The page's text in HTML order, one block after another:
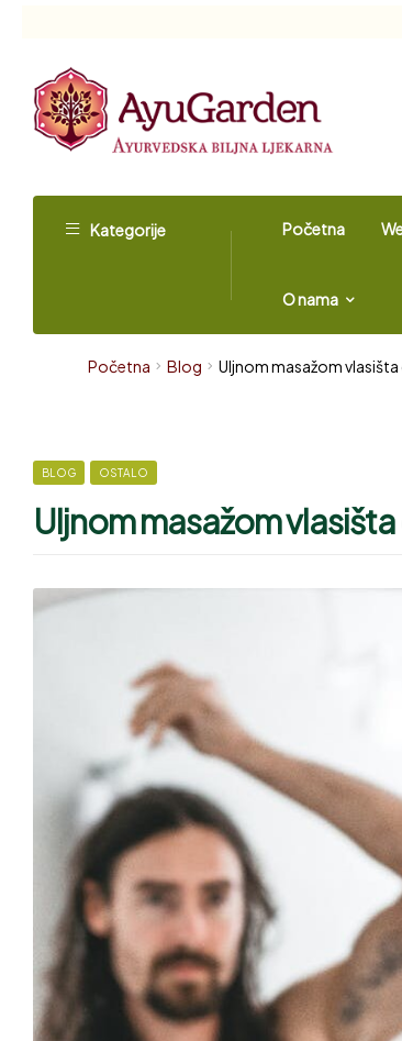
Kategorije Početna
O nama
Početna Blog Uljnom masažom
BLOG OSTALO
Uljnom masažom